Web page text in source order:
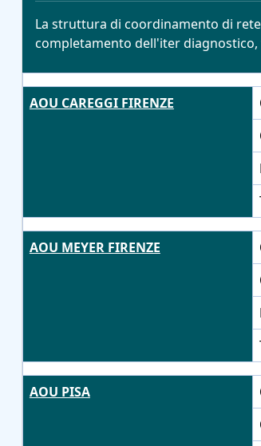
La struttura di coordinamento di
completamento dell'iter
AOU CAREGGI FIRENZE
AOU MEYER FIRENZE
AOU PISA